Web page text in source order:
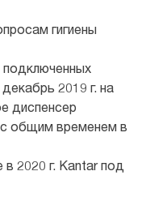
гигиены
2019 г. на
диспенсер
общим временем в
2020 г. Kantar под